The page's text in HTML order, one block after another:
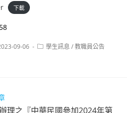
下載
09-06
Post學生訊息 /教職員公告
理之『中華民國參加2024年第